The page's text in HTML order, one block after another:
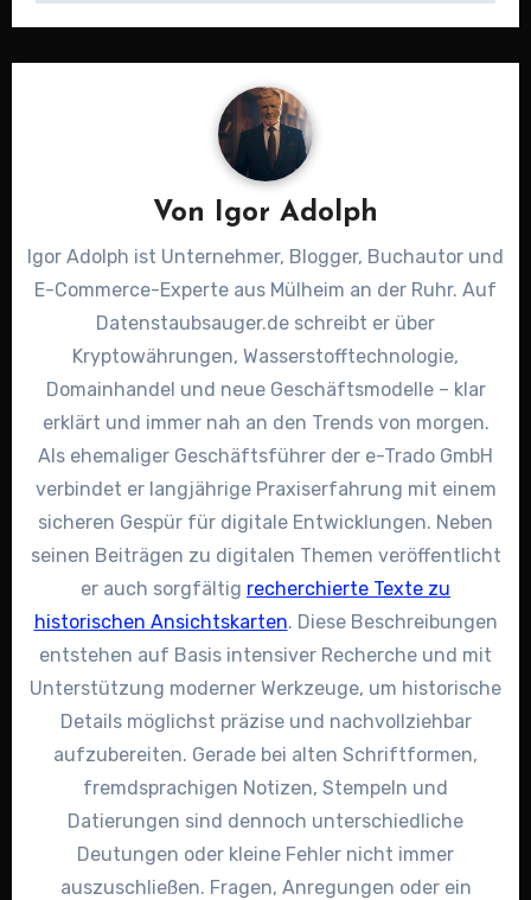
Von Igor Adolph
Igor Adolph ist Unternehmer, Blogger, Buchautor und
E-Commerce-Experte aus Mülheim an der Ruhr. Auf
Datenstaubsauger.de schreibt er über
Kryptowährungen, Wasserstofftechnologie,
Domainhandel und neue Geschäftsmodelle – klar
erklärt und immer nah an den Trends von morgen.
Als ehemaliger Geschäftsführer der e-Trado GmbH
verbindet er langjährige Praxiserfahrung mit einem
sicheren Gespür für digitale Entwicklungen. Neben
seinen Beiträgen zu digitalen Themen veröffentlicht
er auch sorgfältig recherchierte Texte zu
historischen Ansichtskarten. Diese Beschreibungen
entstehen auf Basis intensiver Recherche und mit
Unterstützung moderner Werkzeuge, um historische
Details möglichst präzise und nachvollziehbar
aufzubereiten. Gerade bei alten Schriftformen,
fremdsprachigen Notizen, Stempeln und
Datierungen sind dennoch unterschiedliche
Deutungen oder kleine Fehler nicht immer
auszuschließen. Fragen, Anregungen oder ein